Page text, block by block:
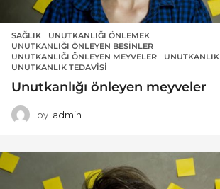
SAĞLIK UNUTKANLIĞI ÖNLEMEK
UNUTKANLIĞI ÖNLEYEN BESINLER
UNUTKANLIĞI ÖNLEYEN MEYVELER
,UNUTKANLIK
UNUTKANLIK TEDAVISI
Unutkanlığı önleyen meyveler
by admin